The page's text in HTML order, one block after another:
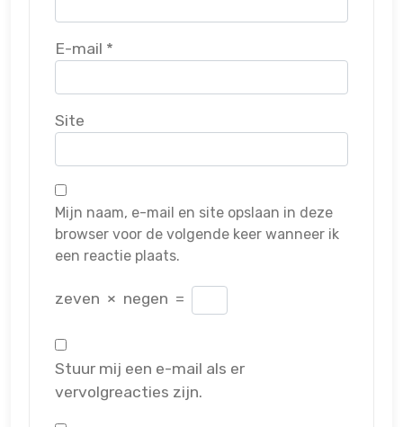
E-mail *
Site
Mijn naam, e-mail en site opslaan in deze
browser voor de volgende keer wanneer ik
een reactie plaats.
zeven × negen =
Stuur mij een e-mail als er
vervolgreacties zijn.